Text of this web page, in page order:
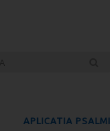
APLICATIA